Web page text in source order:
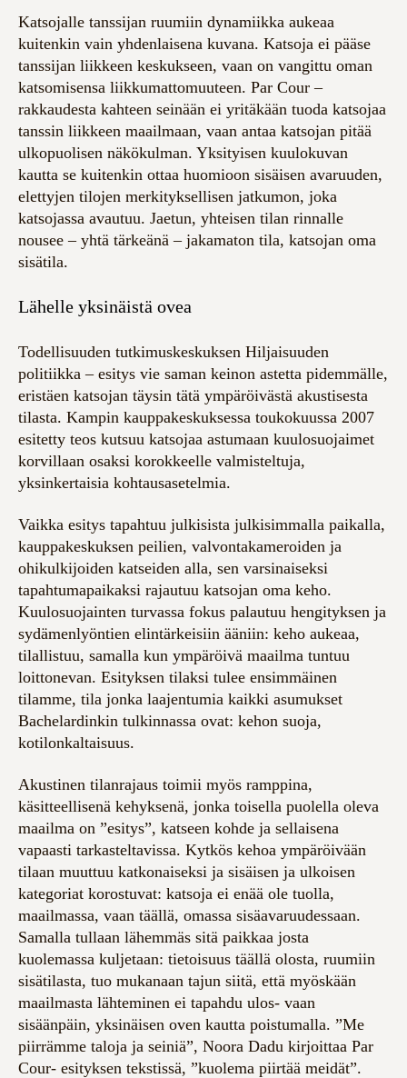
Katsojalle tanssijan ruumiin dynamiikka aukeaa
kuitenkin vain yhdenlaisena kuvana. Katsoja ei pääse
tanssijan liikkeen keskukseen, vaan on vangittu oman
katsomisensa liikkumattomuuteen. Par Cour –
rakkaudesta kahteen seinään ei yritäkään tuoda katsojaa
tanssin liikkeen maailmaan, vaan antaa katsojan pitää
ulkopuolisen näkökulman. Yksityisen kuulokuvan
kautta se kuitenkin ottaa huomioon sisäisen avaruuden,
elettyjen tilojen merkityksellisen jatkumon, joka
katsojassa avautuu. Jaetun, yhteisen tilan rinnalle
nousee – yhtä tärkeänä – jakamaton tila, katsojan oma
sisätila.
Lähelle yksinäistä ovea
Todellisuuden tutkimuskeskuksen Hiljaisuuden
politiikka – esitys vie saman keinon astetta pidemmälle,
eristäen katsojan täysin tätä ympäröivästä akustisesta
tilasta. Kampin kauppakeskuksessa toukokuussa 2007
esitetty teos kutsuu katsojaa astumaan kuulosuojaimet
korvillaan osaksi korokkeelle valmisteltuja,
yksinkertaisia kohtausasetelmia.
Vaikka esitys tapahtuu julkisista julkisimmalla paikalla,
kauppakeskuksen peilien, valvontakameroiden ja
ohikulkijoiden katseiden alla, sen varsinaiseksi
tapahtumapaikaksi rajautuu katsojan oma keho.
Kuulosuojainten turvassa fokus palautuu hengityksen ja
sydämenlyöntien elintärkeisiin ääniin: keho aukeaa,
tilallistuu, samalla kun ympäröivä maailma tuntuu
loittonevan. Esityksen tilaksi tulee ensimmäinen
tilamme, tila jonka laajentumia kaikki asumukset
Bachelardinkin tulkinnassa ovat: kehon suoja,
kotilonkaltaisuus.
Akustinen tilanrajaus toimii myös ramppina,
käsitteellisenä kehyksenä, jonka toisella puolella oleva
maailma on ”esitys”, katseen kohde ja sellaisena
vapaasti tarkasteltavissa. Kytkös kehoa ympäröivään
tilaan muuttuu katkonaiseksi ja sisäisen ja ulkoisen
kategoriat korostuvat: katsoja ei enää ole tuolla,
maailmassa, vaan täällä, omassa sisäavaruudessaan.
Samalla tullaan lähemmäs sitä paikkaa josta
kuolemassa kuljetaan: tietoisuus täällä olosta, ruumiin
sisätilasta, tuo mukanaan tajun siitä, että myöskään
maailmasta lähteminen ei tapahdu ulos- vaan
sisäänpäin, yksinäisen oven kautta poistumalla. ”Me
piirrämme taloja ja seiniä”, Noora Dadu kirjoittaa Par
Cour- esityksen tekstissä, ”kuolema piirtää meidät”.